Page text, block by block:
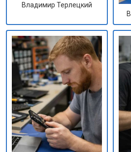
Владимир Терлецкий